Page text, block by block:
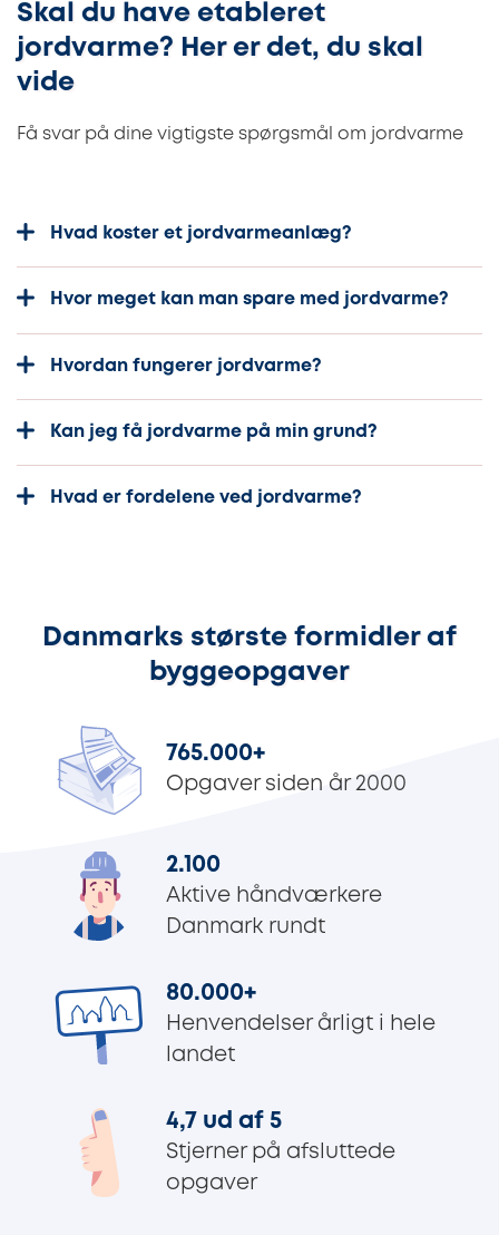
Skal du have etableret
jordvarme? Her er det, du skal
vide
Få svar på dine vigtigste spørgsmål om jordvarme
Hvad koster et jordvarmeanlæg?
Hvor meget kan man spare med jordvarme?
Hvordan fungerer jordvarme?
Kan jeg få jordvarme på min grund?
Hvad er fordelene ved jordvarme?
Danmarks største formidler af
byggeopgaver
765.000+
Opgaver siden år 2000
2.100
Aktive håndværkere
Danmark rundt
80.000+
Henvendelser årligt i hele
landet
4,7 ud af 5
Stjerner på afsluttede
opgaver